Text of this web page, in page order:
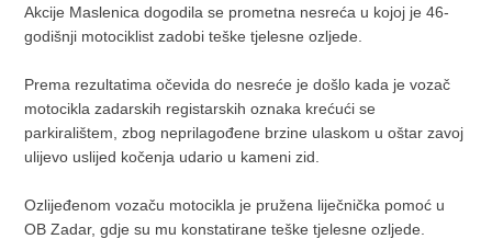
Akcije Maslenica dogodila se prometna nesreća u kojoj je 46-
godišnji motociklist zadobi teške tjelesne ozljede.
Prema rezultatima očevida do nesreće je došlo kada je vozač
motocikla zadarskih registarskih oznaka krećući se
parkiralištem, zbog neprilagođene brzine ulaskom u oštar zavoj
ulijevo uslijed kočenja udario u kameni zid.
Ozlijeđenom vozaču motocikla je pružena liječnička pomoć u
OB Zadar, gdje su mu konstatirane teške tjelesne ozljede.